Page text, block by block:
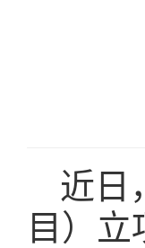
近日
目）